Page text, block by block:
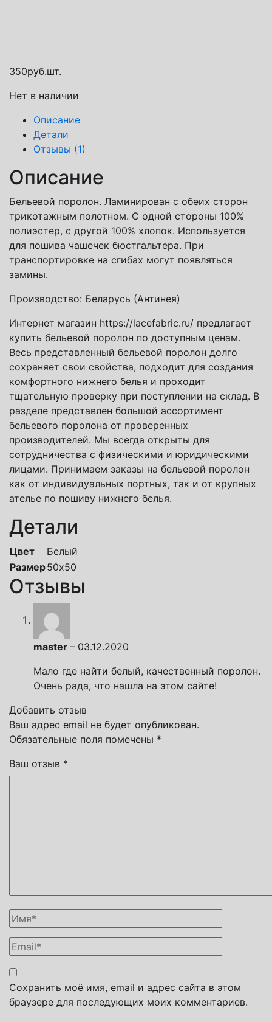
350руб.шт.
Нет в наличии
Описание
Детали
Отзывы (1)
Описание
Бельевой поролон. Ламинирован с обеих сторон
трикотажным полотном. С одной стороны 100%
полиэстер, с другой 100% хлопок. Используется
для пошива чашечек бюстгальтера. При
транспортировке на сгибах могут появляться
замины.
Производство: Беларусь (Антинея)
Интернет магазин https://lacefabric.ru/ предлагает
купить бельевой поролон по доступным ценам.
Весь представленный бельевой поролон долго
сохраняет свои свойства, подходит для создания
комфортного нижнего белья и проходит
тщательную проверку при поступлении на склад. В
разделе представлен большой ассортимент
бельевого поролона от проверенных
производителей. Мы всегда открыты для
сотрудничества с физическими и юридическими
лицами. Принимаем заказы на бельевой поролон
как от индивидуальных портных, так и от крупных
ателье по пошиву нижнего белья.
Детали
Цвет
Белый
Размер50х50
Отзывы
master – 03.12.2020
Мало где найти белый, качественный поролон.
Очень рада, что нашла на этом сайте!
Добавить отзыв
Ваш адрес email не будет опубликован.
Обязательные поля помечены *
Ваш отзыв *
Сохранить моё имя, email и адрес сайта в этом
браузере для последующих моих комментариев.